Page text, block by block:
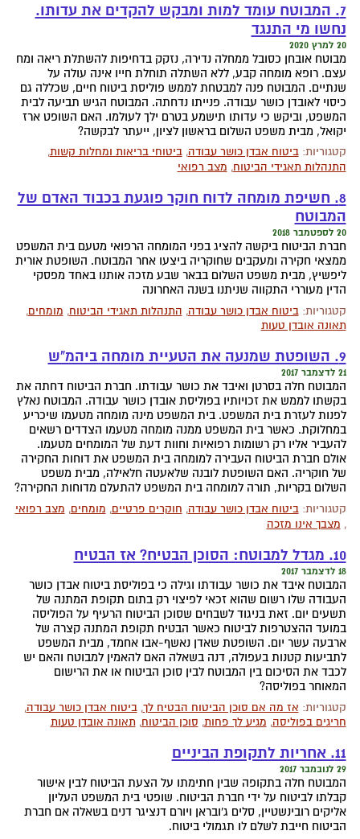
7. המבוטח עומד למות ומבקש להקדים את עדותו.
נחשו מי התנגד
20 למרץ 2020
מבוטח אובחן כסובל ממחלה נדירה, נזקק בדחיפות להשתלת ריאה ומח
עצם. רופא מומחה קבע, ללא השתלה תוחלת חייו אינה עולה על
שנתיים. המבוטח פנה למבטחת לממש פוליסת ביטוח חיים, שכללה גם
כיסוי לאובדן כושר עבודה. פנייתו נדחתה. המבוטח הגיש תביעה לבית
המשפט, וביקש כי עדותו תישמע בטרם ילך לעולמו. האם השופט ארז
יקואל, מבית משפט השלום בראשון לציון, ייעתר לבקשה?
קטגוריות:ביטוח אבדן כושר עבודה,ביטוחי בריאות ומחלות קשות,
התנהלות תאגידי הביטוח, מצב רפואי
8. חשיפת מומחה לדוח חוקר פוגעת בכבוד האדם של
המבוטח
20 לספטמבר 2018
חברת הביטוח ביקשה להציג בפני המומחה הרפואי מטעם בית המשפט
ממצאי חקירה ומעקבים שחוקריה ביצעו אחר המבוטח. השופטת אורית
ליפשיץ, מבית משפט השלום בבאר שבע מזכה אותנו באחד מפסקי
הדין מעוררי התקווה שניתנו בשנה האחרונה
קטגוריות:ביטוח אבדן כושר עבודה, התנהלות תאגידי הביטוח, מומחים,
תאונה אובדן טעות
9. השופטת שמנעה את הטעיית מומחה ביהמ"ש
21 לדצמבר 2017
המבוטח חלה בסרטן ואיבד את כושר עבודתו. חברת הביטוח דחתה את
בקשתו לממש את זכויותיו בפוליסת אובדן כושר עבודה. המבוטח נאלץ
לפנות לעזרת בית המשפט. בית המשפט מינה מומחה מטעמו שיכריע
במחלוקת. כאשר בית המשפט ממנה מומחה מטעמו הצדדים רשאים
להעביר אליו רק רשומות רפואיות וחוות דעת של המומחים מטעמו.
אולם חברת הביטוח העבירה למומחה בית המשפט את דוחות החקירה
של חוקריה. האם השופטת לובנה שלאעטה חלאילה, מבית משפט
השלום בקריות, תורה למומחה בית המשפט להתעלם מדוחות החקירה?
קטגוריות:ביטוח אבדן כושר עבודה, חוקרים פרטיים, מומחים, מצב רפואי
, מצבך אינו מזכה
10. מגדל למבוטח: הסוכן הבטיח? אז הבטיח
18 לדצמבר 2017
המבוטח איבד את כושר עבודתו וגילה כי בפוליסת ביטוח אבדן כושר
העבודה שלו רשום שהוא זכאי לפיצוי רק בתום תקופת המתנה של
תשעים יום. זאת בניגוד לשבחים שסוכן הביטוח הרעיף על הפוליסה
במועד ההצטרפות לביטוח כאשר הבטיח תקופת המתנה קצרה של
ארבעה עשר יום. השופטת שאדן נאשף-אבו אחמד, מבית המשפט
לתביעות קטנות בעפולה, דנה בשאלה האם להאמין למבוטח והאם יש
לכבד את הסיכום בין המבוטח לבין סוכן הביטוח או את הרישום
המאוחר בפוליסה?
קטגוריות: אז מה אם סוכן הביטוח הבטיח לך,ביטוח אבדן כושר עבודה,
חריגים בפוליסה, מגיע לך פחות, סוכן הביטוח,תאונה אובדן טעות
11. אחריות לתקופת הביניים
29 לנובמבר 2017
המבוטח חלה בתקופה שבין חתימתו על הצעת הביטוח לבין אישור
קבלתו לביטוח על ידי חברת הביטוח. שופטי בית המשפט העליון
אליקים רובינשטיין, סלים ג'ובראן ויורם דנציגר דנים בשאלה אם חברת
הביטוח חייבת לשלם לו תגמולי ביטוח.